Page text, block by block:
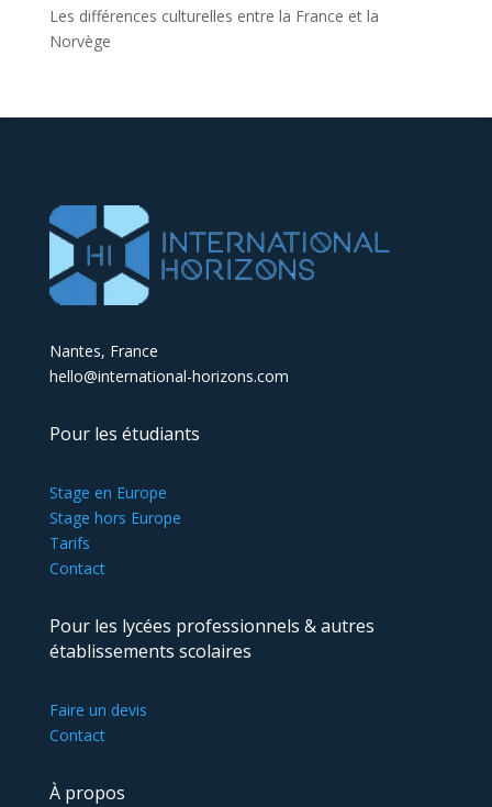
Les différences culturelles entre la France et la
Norvège
Nantes, France
hello@international-horizons.com
Pour les étudiants
Stage en Europe
Stage hors Europe
Tarifs
Contact
Pour les lycées professionnels & autres
établissements scolaires
Faire un devis
Contact
À propos